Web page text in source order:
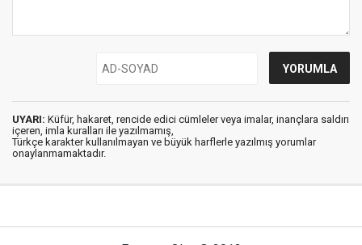
UYARI: Küfür, hakaret, rencide edici cümleler veya imalar, inançlara saldırı
içeren, imla kuralları ile yazılmamış,
Türkçe karakter kullanılmayan ve büyük harflerle yazılmış yorumlar
onaylanmamaktadır.